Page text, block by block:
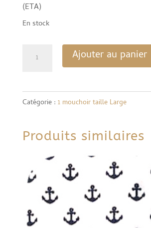
(ETA)
En stock
Solo
-
Ajouter au panier
Catégorie : 1 mouchoir taille Large
Produits similaires